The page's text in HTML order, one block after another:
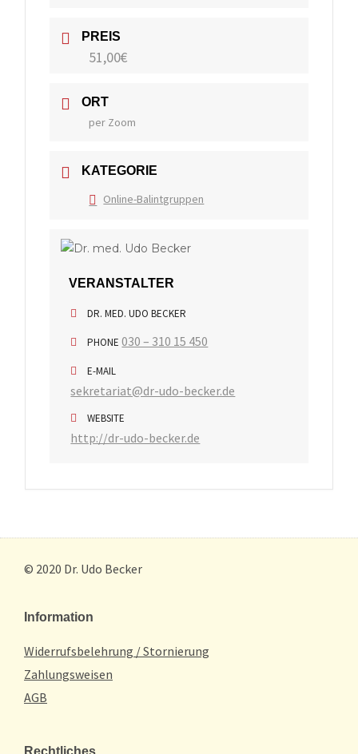
PREIS
51,00€
ORT
per Zoom
KATEGORIE
Online-Balintgruppen
VERANSTALTER
DR. MED. UDO BECKER
PHONE 030 – 310 15 450
E-MAIL
sekretariat@dr-udo-becker.de
WEBSITE
http://dr-udo-becker.de
© 2020 Dr. Udo Becker
Information
Widerrufsbelehrung / Stornierung
Zahlungsweisen
AGB